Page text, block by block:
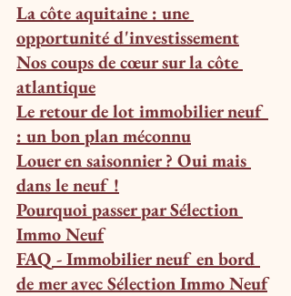
La côte aquitaine : une
opportunité d'investissement
Nos coups de cœur sur la côte
atlantique
Le retour de lot immobilier neuf
: un bon plan méconnu
Louer en saisonnier ? Oui mais
dans le neuf !
Pourquoi passer par Sélection
Immo Neuf
FAQ - Immobilier neuf en bord
de mer avec Sélection Immo Neuf